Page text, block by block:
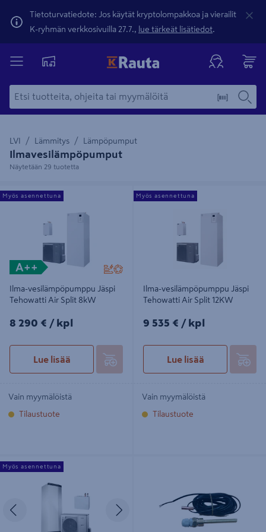
Tietoturvatiedote: Jos käytät kryptolompakkoa ja vierailit
K-ryhmän verkkosivuilla 27.7., lue tärkeät lisätiedot.
LVI Lämmitys Lämpöpumput
Ilmavesilämpöpumput
Näytetään 29 tuotetta
Ilma-vesilämpöpumppu Jäspi
Tehowatti Air Split 8kW
A++
Ilma-vesilämpöpumppu Jäspi
Tehowatti Air Split 8kW
8290€/kpl
8 290 € / kpl
Lue lisää
Myös asennettuna
Vain myymälöistä
Tilaustuote
Ilma-vesilämpöpumppu Jäspi
Tehowatti Air Split 12KW
Ilma-vesilämpöpumppu Jäspi
Tehowatti Air Split 12KW
9535€/kpl
9 535 € / kpl
Lue lisää
Myös asennettuna
Vain myymälöistä
Tilaustuote
Ilma-vesilämpöpumppu Nibe Split
Box 8 S-sarja Vilp
Seuraava
Myös asennettuna